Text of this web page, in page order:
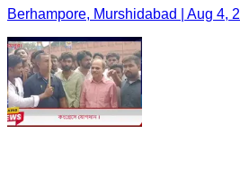
Berhampore, Murshidabad | Aug 4,